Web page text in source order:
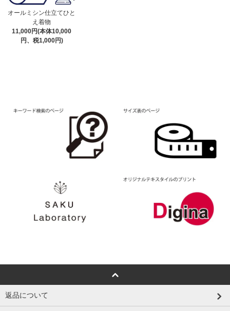
オールミシン仕立てひと
え着物
11,000円(本体10,000
円、税1,000円)
返品について